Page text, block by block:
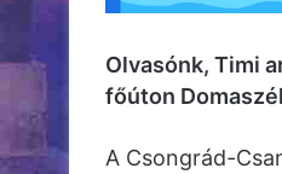
Olvasónk, Timi
főúton
A Csongrád-